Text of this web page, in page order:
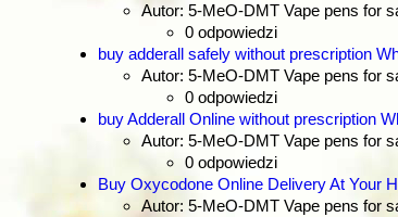
Autor: 5-MeO-DMT Vape pens for
0 odpowiedzi
buy adderall safely without prescription
Autor: 5-MeO-DMT Vape pens for
0 odpowiedzi
buy Adderall Online without prescription
Autor: 5-MeO-DMT Vape pens for
0 odpowiedzi
Buy Oxycodone Online Delivery At Your
Autor: 5-MeO-DMT Vape pens for